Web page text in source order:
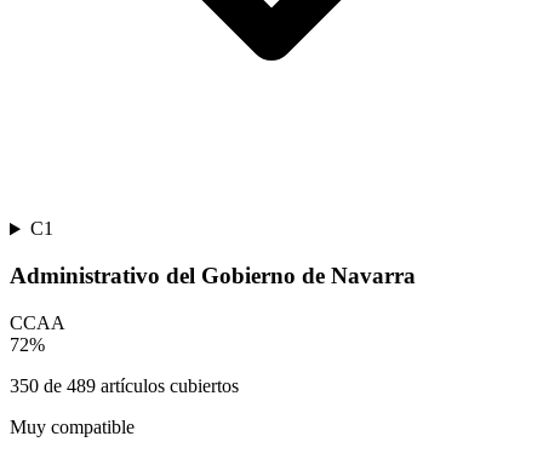
C1
Administrativo del Gobierno de Navarra
CCAA
72%
350 de 489 artículos cubiertos
Muy compatible